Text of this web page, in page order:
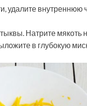
удалите внутреннюю
Натрите мякоть
в глубокую